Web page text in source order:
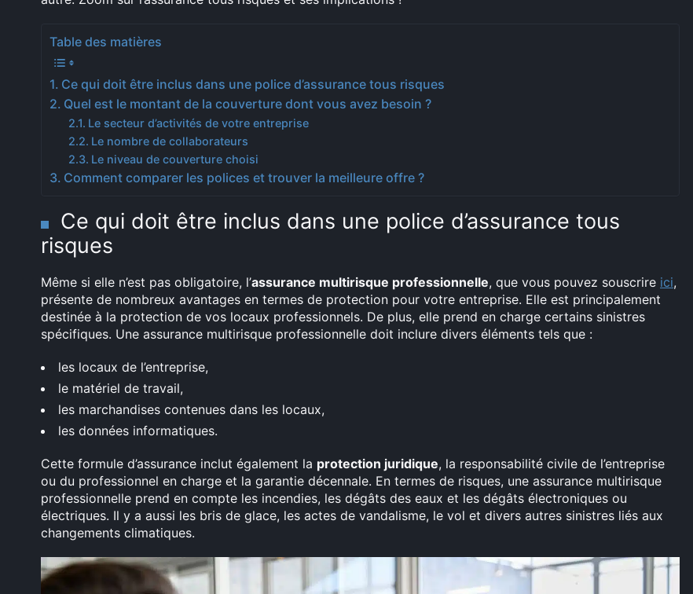
Table des matières
Ce qui doit être inclus dans une police d’assurance tous risques
Quel est le montant de la couverture dont vous avez besoin ?
Le secteur d’activités de votre entreprise
Le nombre de collaborateurs
Le niveau de couverture choisi
Comment comparer les polices et trouver la meilleure offre ?
Ce qui doit être inclus dans une police d’assurance tous
risques
Même si elle n’est pas obligatoire, l’assurance multirisque professionnelle, que vous pouvez souscrire ici,
présente de nombreux avantages en termes de protection pour votre entreprise. Elle est principalement
destinée à la protection de vos locaux professionnels. De plus, elle prend en charge certains sinistres
spécifiques. Une assurance multirisque professionnelle doit inclure divers éléments tels que :
les locaux de l’entreprise,
le matériel de travail,
les marchandises contenues dans les locaux,
les données informatiques.
Cette formule d’assurance inclut également la protection juridique, la responsabilité civile de l’entreprise
ou du professionnel en charge et la garantie décennale. En termes de risques, une assurance multirisque
professionnelle prend en compte les incendies, les dégâts des eaux et les dégâts électroniques ou
électriques. Il y a aussi les bris de glace, les actes de vandalisme, le vol et divers autres sinistres liés aux
changements climatiques.